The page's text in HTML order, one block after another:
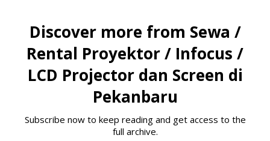
Discover more from Sewa /
Rental Proyektor / Infocus /
LCD Projector dan Screen di
Pekanbaru
Subscribe now to keep reading and get access to the
full archive.